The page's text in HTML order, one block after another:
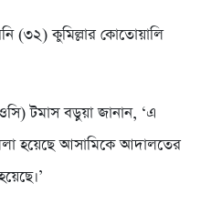
(৩২) কুমিল্লার কোতোয়ালি
টমাস বড়ুয়া জানান, ‘এ
হয়েছে আসামিকে আদালতের